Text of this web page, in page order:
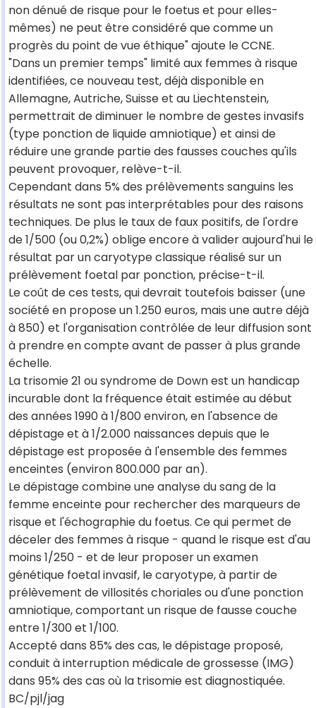
non dénué de risque pour le foetus et pour elles-
mêmes) ne peut être considéré que comme un
progrès du point de vue éthique" ajoute le CCNE.
"Dans un premier temps" limité aux femmes à risque
identifiées, ce nouveau test, déjà disponible en
Allemagne, Autriche, Suisse et au Liechtenstein,
permettrait de diminuer le nombre de gestes invasifs
(type ponction de liquide amniotique) et ainsi de
réduire une grande partie des fausses couches qu'ils
peuvent provoquer, relève-t-il.
Cependant dans 5% des prélèvements sanguins les
résultats ne sont pas interprétables pour des raisons
techniques. De plus le taux de faux positifs, de l'ordre
de 1/500 (ou 0,2%) oblige encore à valider aujourd'hui le
résultat par un caryotype classique réalisé sur un
prélèvement foetal par ponction, précise-t-il.
Le coût de ces tests, qui devrait toutefois baisser (une
société en propose un 1.250 euros, mais une autre déjà
à 850) et l'organisation contrôlée de leur diffusion sont
à prendre en compte avant de passer à plus grande
échelle.
La trisomie 21 ou syndrome de Down est un handicap
incurable dont la fréquence était estimée au début
des années 1990 à 1/800 environ, en l'absence de
dépistage et à 1/2.000 naissances depuis que le
dépistage est proposée à l'ensemble des femmes
enceintes (environ 800.000 par an).
Le dépistage combine une analyse du sang de la
femme enceinte pour rechercher des marqueurs de
risque et l'échographie du foetus. Ce qui permet de
déceler des femmes à risque - quand le risque est d'au
moins 1/250 - et de leur proposer un examen
génétique foetal invasif, le caryotype, à partir de
prélèvement de villosités choriales ou d'une ponction
amniotique, comportant un risque de fausse couche
entre 1/300 et 1/100.
Accepté dans 85% des cas, le dépistage proposé,
conduit à interruption médicale de grossesse (IMG)
dans 95% des cas où la trisomie est diagnostiquée.
BC/pjl/jag